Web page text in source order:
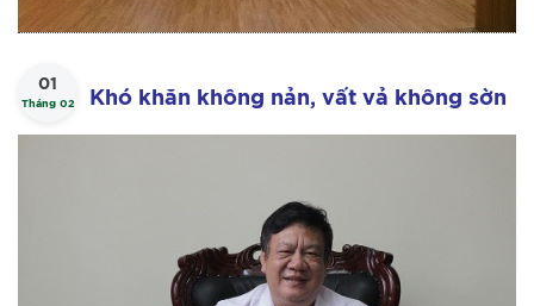
01
Tháng 02 Khó khăn không nản, vất vả không sờn